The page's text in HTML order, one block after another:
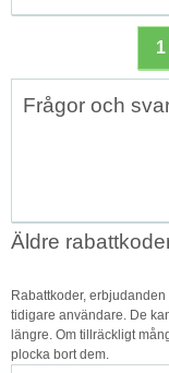
1
Frågor och
Äldre
Rabattkoder,
tidigare användare. De
längre. Om tillräckligt
plocka bort dem.